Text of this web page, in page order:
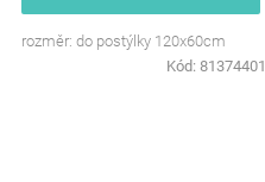
rozměr: do postýlky 120x60cm
Kód: 81374401